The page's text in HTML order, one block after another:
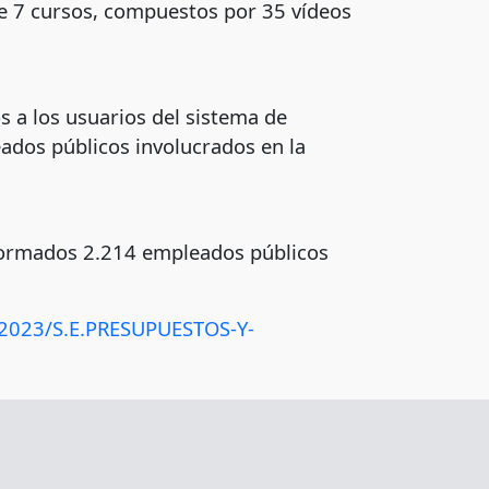
7 cursos, compuestos por 35 vídeos
a los usuarios del sistema de
públicos involucrados en la
2.214 empleados públicos
S.E.PRESUPUESTOS-Y-